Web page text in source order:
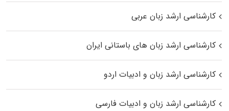
کارشناسی ارشد زبان عربی
کارشناسی ارشد زبان‌ های باستانی ایران
کارشناسی ارشد زبان و ادبیات اردو
کارشناسی ارشد زبان و ادبیات فارسی